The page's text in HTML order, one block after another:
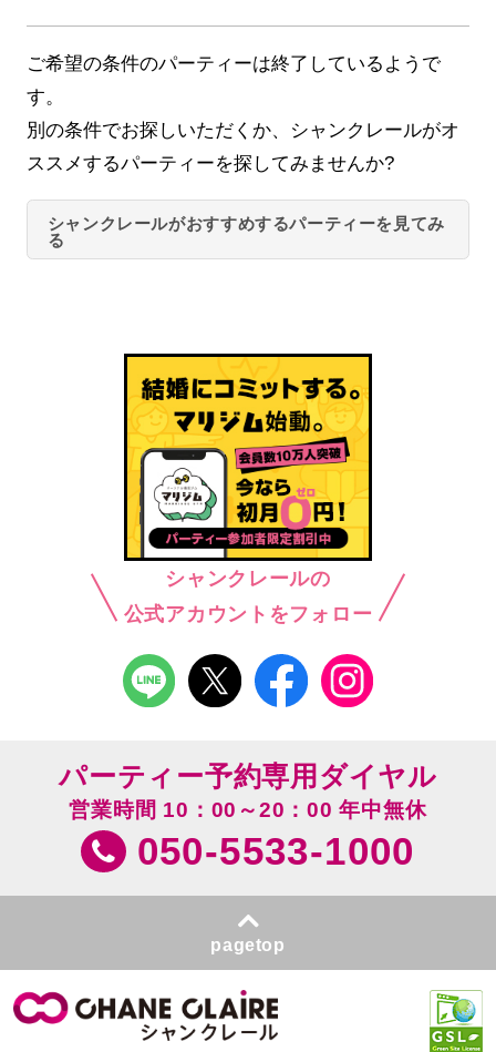
ご希望の条件のパーティーは終了しているようで
す。
別の条件でお探しいただくか、シャンクレールがオ
ススメするパーティーを探してみませんか?
シャンクレールがおすすめするパーティーを見てみ
る
シャンクレールの
公式アカウントをフォロー
パーティー予約専用ダイヤル
営業時間 10：00～20：00 年中無休
050-5533-1000
pagetop